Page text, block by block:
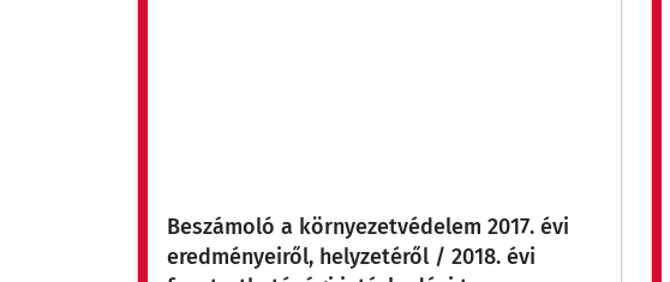
Beszámoló a környezetvédelem 2017. évi
eredményeiről, helyzetéről / 2018. évi